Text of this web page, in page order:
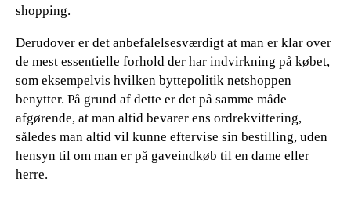
shopping.
Derudover er det anbefalelsesværdigt at man er klar over
de mest essentielle forhold der har indvirkning på købet,
som eksempelvis hvilken byttepolitik netshoppen
benytter. På grund af dette er det på samme måde
afgørende, at man altid bevarer ens ordrekvittering,
således man altid vil kunne eftervise sin bestilling, uden
hensyn til om man er på gaveindkøb til en dame eller
herre.